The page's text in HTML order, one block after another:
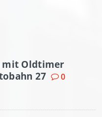
mit Oldtimer
27
0